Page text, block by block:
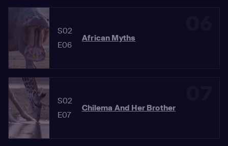
S02
E06
African Myths
S02
E07
Chilema And Her Brother